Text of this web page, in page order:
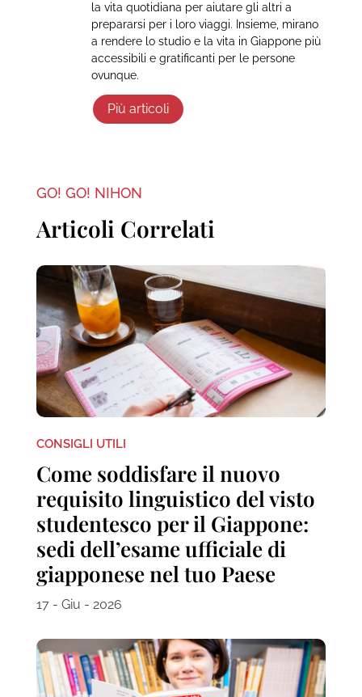
la vita quotidiana per aiutare gli altri a
prepararsi per i loro viaggi. Insieme, mirano
a rendere lo studio e la vita in Giappone più
accessibili e gratificanti per le persone
ovunque.
Più articoli
GO! GO! NIHON
Articoli Correlati
CONSIGLI UTILI
Come soddisfare il nuovo
requisito linguistico del visto
studentesco per il Giappone:
sedi dell’esame ufficiale di
giapponese nel tuo Paese
17 - Giu - 2026